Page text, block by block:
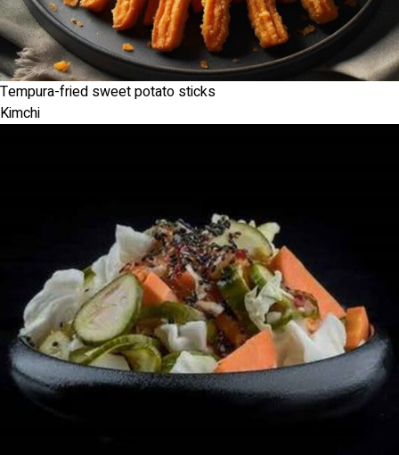
Tempura-fried sweet potato sticks
Kimchi